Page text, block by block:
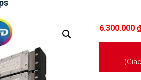
6.300.000